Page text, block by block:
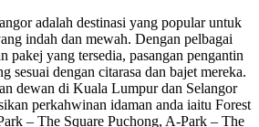
adalah destinasi yang popular untuk
indah dan mewah. Dengan pelbagai
pakej yang tersedia, pasangan pengantin
sesuai dengan citarasa dan bajet mereka.
dewan di Kuala Lumpur dan Selangor
perkahwinan idaman anda iaitu Forest
– The Square Puchong, A-Park – The